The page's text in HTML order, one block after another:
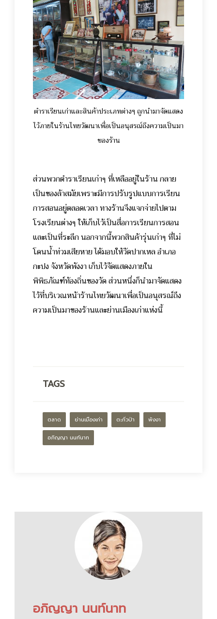
ตำราเรียนเก่าและสินค้าประเภทต่างๆ ถูกนำมาจัดแสดง
ไว้ภายในร้านไทยวัฒนาเพื่อเป็นอนุสรณ์ถึงความเป็นมา
ของร้าน
ส่วนพวกตำราเรียนเก่าๆ ที่เหลืออยู่ในร้าน กลาย
เป็นของล้าสมัยเพราะมีการปรับรูปแบบการเรียน
การสอนอยู่ตลอดเวลา ทางร้านจึงแจกจ่ายไปตาม
โรงเรียนต่างๆ ให้เก็บไว้เป็นสื่อการเรียนการสอน
และเป็นที่ระลึก นอกจากนี้พวกสินค้ารุ่นเก่าๆ ที่ไม่
โดนน้ำท่วมเสียหาย ได้มอบให้วัดปากเหล อำเภอ
กะปง จังหวัดพังงา เก็บไว้จัดแสดงภายใน
พิพิธภัณฑ์ท้องถิ่นของวัด ส่วนหนึ่งก็นำมาจัดแสดง
ไว้ที่บริเวณหน้าร้านไทยวัฒนาเพื่อเป็นอนุสรณ์ถึง
ความเป็นมาของร้านและย่านเมืองเก่าแห่งนี้
TAGS
ตลาด ย่านเมืองเก่า ตะกั่วป่า พังงา
อภิญญา นนท์นาท
อภิญญา นนท์นาท